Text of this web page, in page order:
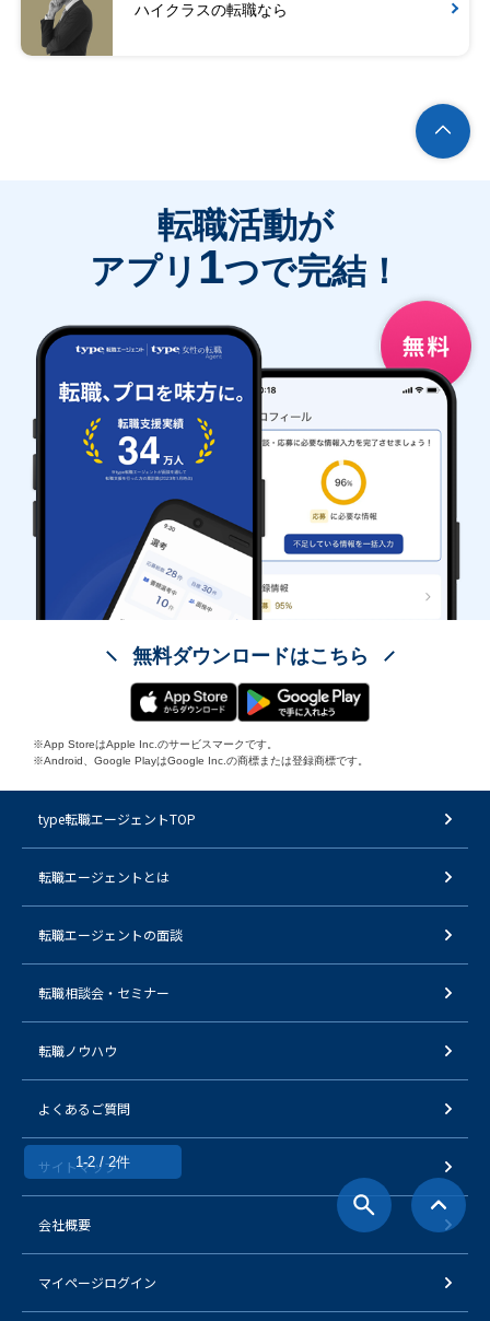
ハイクラスの転職なら
1-2 / 2件
転職活動が
アプリ 1つで完結！
無料ダウンロードはこちら
※App StoreはApple Inc.のサービスマークです。
※Android、Google PlayはGoogle Inc.の商標または登録商標です。
type転職エージェントTOP
転職エージェントとは
転職エージェントの面談
転職相談会・セミナー
転職ノウハウ
よくあるご質問
サイトマップ
会社概要
マイページログイン